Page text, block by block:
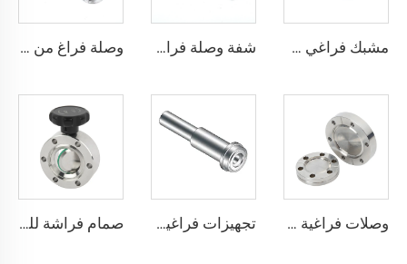
مشبك فراغي من الألومنيوم بنقطة تثبيت واحدة، تجهيزات مواسير KF16-KF50، مشابك نقطة تثبيت واحدة NW16-NW50 للفراغ لأشباه الموصلات شفة وصلة فراغية بمشبك سلسلة من الفولاذ المقاوم للصدأ SS316L، KF16/KF25/KF40/KF50، مشبك فراغي من الفولاذ المقاوم للصدأ من NW16-NW50 وصلة فراغ من الفولاذ المقاوم للصدأ بنظام ISO-K مع مشبك مخلب، مقاسات ISO63-ISO500، شفة من الفولاذ SS304/SS316L بنظام المشبك للمجال أشباع
وصلات فراغية من الفولاذ المقاوم للصدأ CF16-CF350، وصلات ثابتة SS304 SS316L، شفاه فراغية ذات ثقوب عابرة/خيوط مترية/خيوط UNC تجهيزات فراغية عالية الفولاذ المقاوم للصدأ طويلة وقصيرة مع غدة من النوع QCR-VCR ذات الوجه المعدني 1/8"-1" تلدين لامع/تلميع كهربائي صمام فراشة للفراغ العالي CF35 من الفولاذ المقاوم للصدأ SS316L وSS304، صمام فراشة يعمل يدويًا مع لوحة دوارة وختم FKM، صمام فراشة للفراغ عالي الجودة